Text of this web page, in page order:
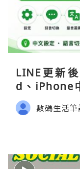
LINE更新
d、iPhone
指南
數碼生活筆